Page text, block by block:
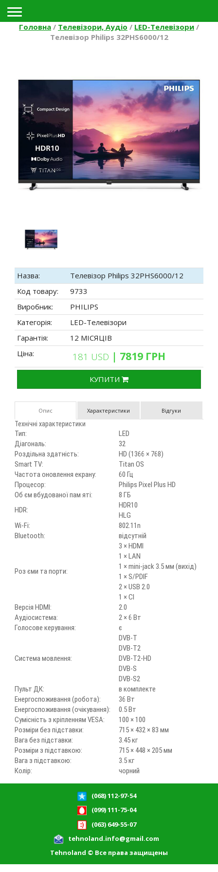
Головна / Телевізори, Аудіо / LED-Телевізори /
Телевізор Philips 32PHS6000/12
Назва:
Телевізор Philips 32PHS6000/12
Код товару:
9733
Виробник:
PHILIPS
Категорія:
LED-Телевізори
Гарантія:
12 МІСЯЦІВ
Ціна:
181 USD | 7819 ГРН
КУПИТИ
Опис Характеристики Відгуки
Технічні характеристики
Тип:
LED
Діагональ:
32
Роздільна здатність:
HD (1366 × 768)
Smart TV:
Titan OS
Частота оновлення екрану:
60 Гц
Процесор:
Philips Pixel Plus HD
Об єм вбудованої пам яті:
8 ГБ
HDR:
HDR10
HLG
Wi-Fi:
802.11n
Bluetooth:
відсутній
Роз єми та порти:
3 × HDMI
1 × LAN
1 × mini-jack 3.5 мм (вихід)
1 × S/PDIF
2 × USB 2.0
1 × CI
Версія HDMI:
2.0
Аудіосистема:
2 × 6 Вт
Голосове керування:
є
Система мовлення:
DVB-T
DVB-T2
DVB-T2-HD
DVB-S
DVB-S2
Пульт ДК:
в комплекте
Енергоспоживання (робота):
36 Вт
Енергоспоживання (очікування):
0.5 Вт
Сумісність з кріпленням VESA:
100 × 100
Розміри без підставки:
715 × 432 × 83 мм
Вага без підставки:
3.45 кг
Розміри з підставкою:
715 × 448 × 205 мм
Вага з підставкою:
3.5 кг
Колір:
чорний
(068) 112-97-54
(099) 111-75-04
(063) 649-55-07
tehnoland.info@gmail.com
Tehnoland © Все права защищены